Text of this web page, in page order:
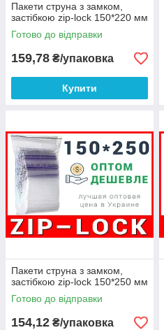
Пакети струна з замком,
застібкою zip-lock 150*220 мм
Готово до відправки
159,78 ₴/упаковка
Купити
Пакети струна з замком,
застібкою zip-lock 150*250 мм
Готово до відправки
154,12 ₴/упаковка